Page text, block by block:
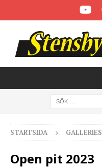
STARTSIDA GALLERIES
Open pit 2023